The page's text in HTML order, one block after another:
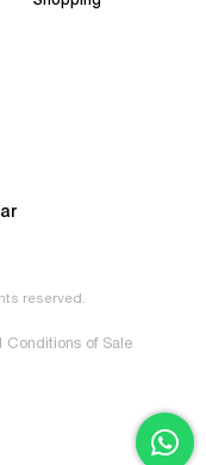
reserved.
Conditions of Sale